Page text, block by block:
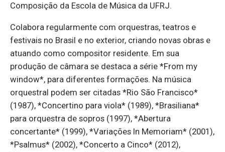
Composição da Escola de Música da UFRJ.
Colabora regularmente com orquestras, teatros e
festivais no Brasil e no exterior, criando novas obras e
atuando como compositor residente. Em sua
produção de câmara se destaca a série *From my
window*, para diferentes formações. Na música
orquestral podem ser citadas *Rio São Francisco*
(1987), *Concertino para viola* (1989), *Brasiliana*
para orquestra de sopros (1997), *Abertura
concertante* (1999), *Variações In Memoriam* (2001),
*Psalmus* (2002), *Concerto a Cinco* (2012),